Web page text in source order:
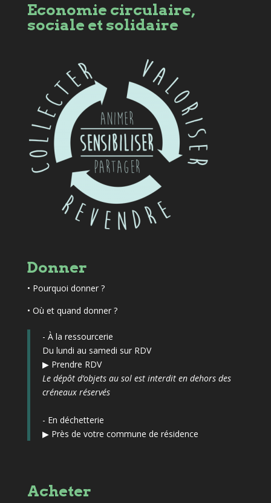
Economie circulaire,
sociale et solidaire
Donner
• Pourquoi donner ?
• Où et quand donner ?
- À la ressourcerie
Du lundi au samedi sur RDV
▶ Prendre RDV
Le dépôt d’objets au sol est interdit en dehors des
créneaux réservés
- En déchetterie
▶ Près de votre commune de résidence
Acheter